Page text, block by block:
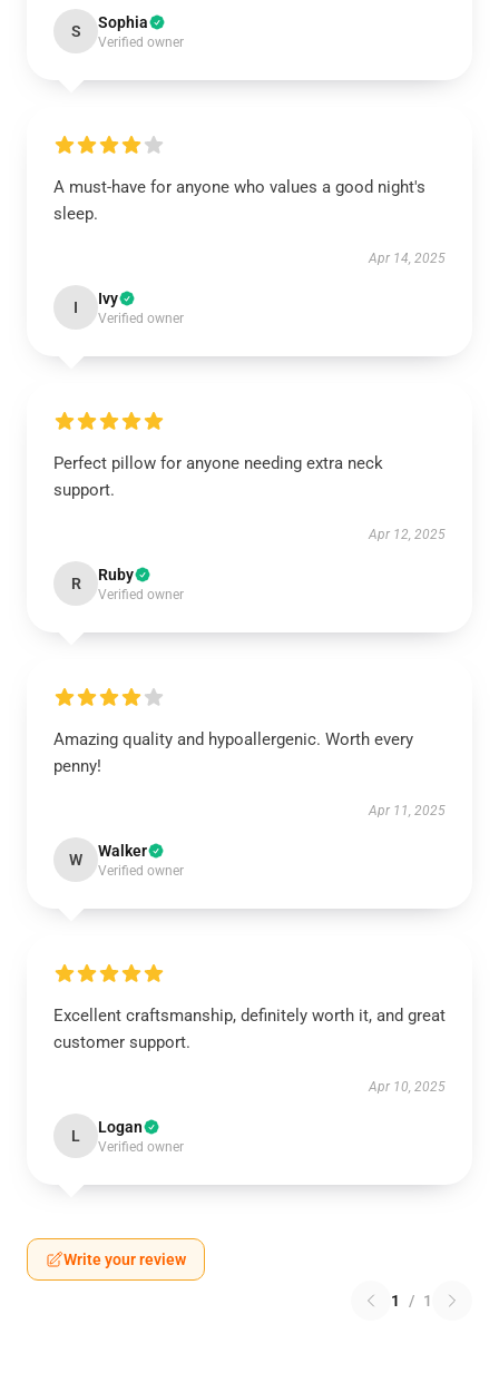
S Sophia
Verified owner
A must-have for anyone who values a good night's
sleep.
Apr 14, 2025
I Ivy
Verified owner
Perfect pillow for anyone needing extra neck
support.
Apr 12, 2025
R Ruby
Verified owner
Amazing quality and hypoallergenic. Worth every
penny!
Apr 11, 2025
W Walker
Verified owner
Excellent craftsmanship, definitely worth it, and great
customer support.
Apr 10, 2025
L Logan
Verified owner
Write your review
1 / 1